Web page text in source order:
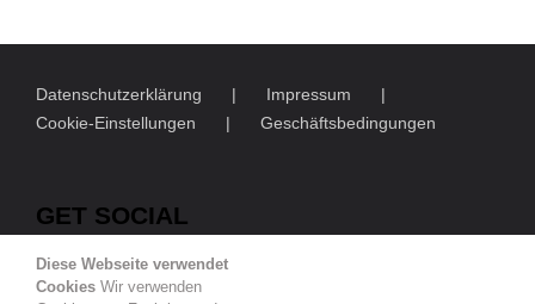
Datenschutzerklärung
Impressum
Cookie-Einstellungen
Geschäftsbedingungen
GET SOCIAL
Diese Webseite verwendet
Cookies Wir verwenden